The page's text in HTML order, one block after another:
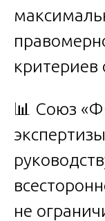
критериев
📊 Союз
не